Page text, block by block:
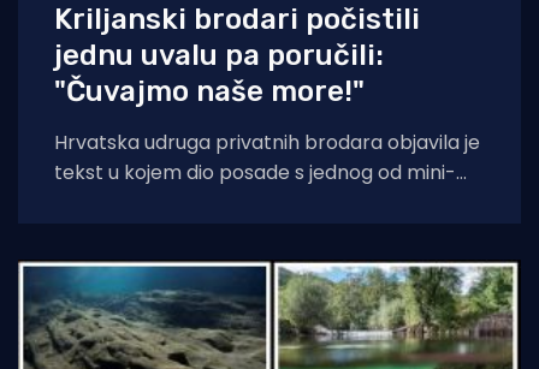
Kriljanski brodari počistili
jednu uvalu pa poručili:
"Čuvajmo naše more!"
Hrvatska udruga privatnih brodara objavila je
tekst u kojem dio posade s jednog od mini-